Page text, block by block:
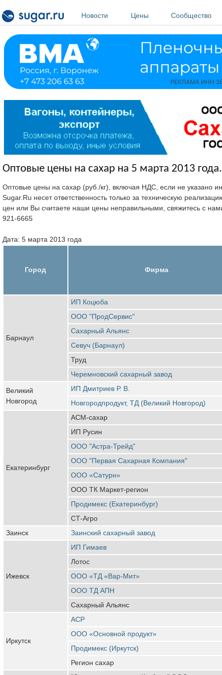
Новости
Цены Сообщество
Оптовые цены на сахар на 5 марта 2013 года.
Оптовые цены на сахар (руб./кг), включая НДС, если не указано
Sugar.Ru несет ответственность только за техническую
цен или Вы считаете наши цены неправильными, свяжитесь с
921-6665
Дата: 5 марта 2013 года
Город Фирма
Барнаул
ИП Коцюба
ООО "ПродСервис"
Сахарный Альянс
Севуч (Барнаул)
Труд
Черемновский сахарный завод
Великий
Новгород
ИП Дмитриев Р. В.
Новгородпродукт, ТД (Великий Новгород)
Екатеринбург
АСМ-сахар
ИП Русин
ООО "Астра-Трейд"
ООО "Первая Сахарная Компания"
ООО «Сатурн»
ООО ТК Маркет-регион
Продимекс (Екатеринбург)
СТ-Агро
Заинск
Заинский сахарный завод
Ижевск
ИП Гимаев
Лотос
ООО «ТД «Вар-Мит»
ООО ТД АПН
Сахарный Альянс
Иркутск
АСР
ООО «Основной продукт»
Продимекс (Иркутск)
Регион сахар